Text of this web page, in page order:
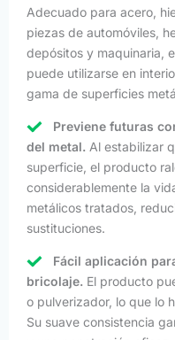
Adecuado para acero,
piezas de automóviles,
depósitos y maquinaria,
puede utilizarse en
gama de superficies
Previene futuras
del metal. Al estabilizar
superficie, el producto
considerablemente la
metálicos tratados,
sustituciones.
Fácil aplicación
bricolaje. El producto
o pulverizador, lo que lo
Su suave consistencia